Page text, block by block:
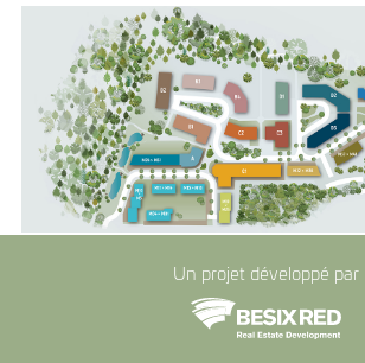
Un projet développé par